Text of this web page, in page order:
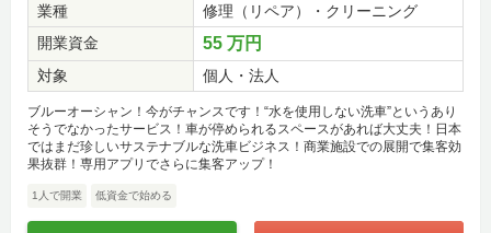
業種
修理（リペア）・クリーニング
開業資金
55 万円
対象 個人・法人
ブルーオーシャン！今がチャンスです！“水を使用しない洗車”というあり
そうでなかったサービス！車が停められるスペースがあれば大丈夫！日本
ではまだ珍しいサステナブルな洗車ビジネス！商業施設での展開で集客効
果抜群！専用アプリでさらに集客アップ！
1人で開業 低資金で始める